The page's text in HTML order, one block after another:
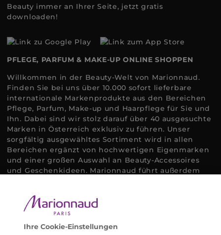
Beauty immer an Ihrer Seite, jetzt gratis
downloaden!
PFLEGE, PARFUM & MAKE-UP ONLINE SHOPPEN
Willkommen in der Beauty-Welt von Marionnaud.
Finden Sie bei uns über 10.000 sofort lieferbare
internationale Markenprodukte aus den Bereichen
Pflege, Parfum, Make-up und Haarpflege für Sie und
Ihn. Dabei sind wir stolz darauf über 40 ausgesuchte
Marken in Österreich exklusiv zu führen. Unser
sorgfältig ausgewähltes Sortiment wird in allen
Bereichen ergänzt von hochwertigen Eigenmarken
und einer großen Auswahl an Beauty-Accessoires
und Geschenkideen. Marionnaud führt außerdem
Bedürfnissen individuell mit der perfekten Lösung
helfen zu können. Entdecken Sie auch unsere
Online Beauty Beratungen und bestellen Sie ganz
einfach alles für Ihre Beauty Routine direkt nach
Ihre Cookie-Einstellungen